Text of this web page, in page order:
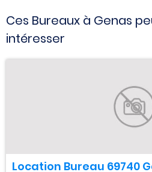
Ces Bureaux à Genas
intéresser
Location Bureau 69740